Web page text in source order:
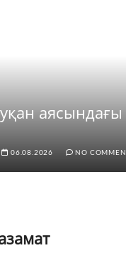
06.08.2026 NO